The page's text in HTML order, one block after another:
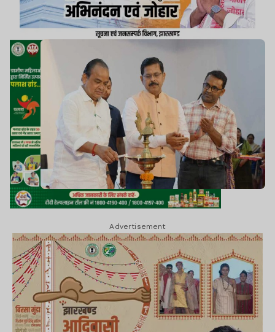
Advertisement